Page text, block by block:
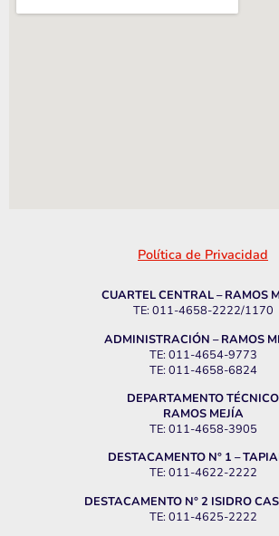
Política de Privacidad
CUARTEL CENTRAL – RAMOS
TE: 011-4658-2222/1170
ADMINISTRACIÓN – RAMOS
TE: 011-4654-9773
TE: 011-4658-6824
DEPARTAMENTO TÉCNICO
RAMOS MEJÍA
TE: 011-4658-3905
DESTACAMENTO N° 1 –
TE: 011-4622-2222
DESTACAMENTO N° 2 ISIDRO
TE: 011-4625-2222